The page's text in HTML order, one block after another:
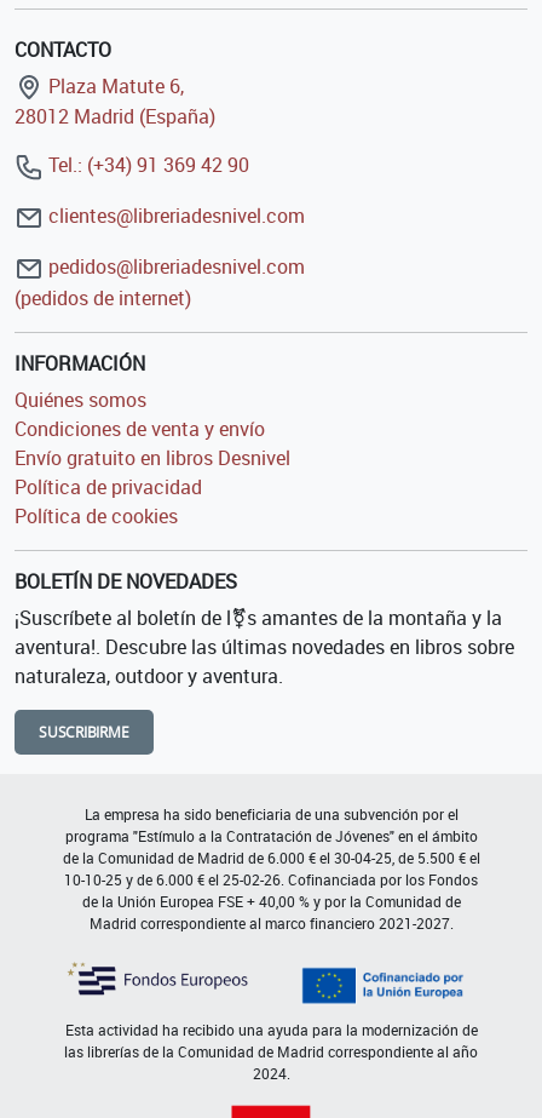
CONTACTO
Plaza Matute 6,
28012 Madrid (España)
Tel.: (+34) 91 369 42 90
clientes@libreriadesnivel.com
pedidos@libreriadesnivel.com
(pedidos de internet)
INFORMACIÓN
Quiénes somos
Condiciones de venta y envío
Envío gratuito en libros Desnivel
Política de privacidad
Política de cookies
BOLETÍN DE NOVEDADES
¡Suscríbete al boletín de l⚧s amantes de la montaña y la
aventura!. Descubre las últimas novedades en libros sobre
naturaleza, outdoor y aventura.
SUSCRIBIRME
La empresa ha sido beneficiaria de una subvención por el
programa "Estímulo a la Contratación de Jóvenes" en el ámbito
de la Comunidad de Madrid de 6.000 € el 30-04-25, de 5.500 € el
10-10-25 y de 6.000 € el 25-02-26. Cofinanciada por los Fondos
de la Unión Europea FSE + 40,00 % y por la Comunidad de
Madrid correspondiente al marco financiero 2021-2027.
Esta actividad ha recibido una ayuda para la modernización de
las librerías de la Comunidad de Madrid correspondiente al año
2024.